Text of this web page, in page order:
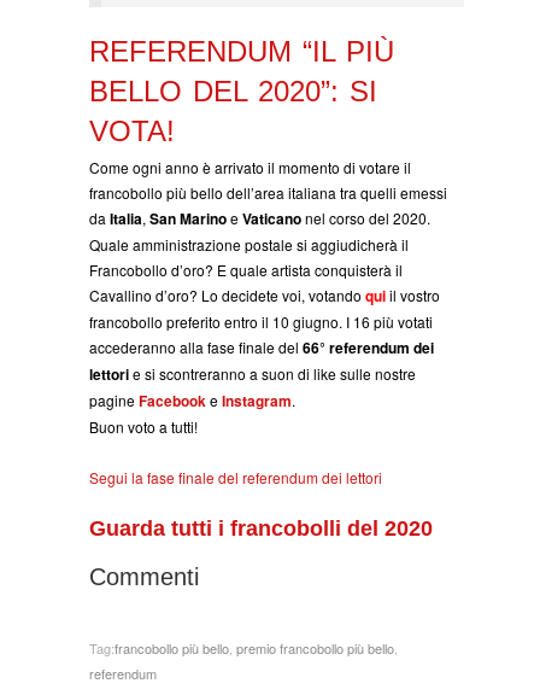
REFERENDUM “IL PIÙ
BELLO DEL 2020”: SI
VOTA!
Come ogni anno è arrivato il momento di votare il
francobollo più bello dell’area italiana tra quelli emessi
da Italia, San MarinoeVaticanonel corso del 2020.
Quale amministrazione postale si aggiudicherà il
Francobollo d’oro? E quale artista conquisterà il
Cavallino d’oro? Lo decidete voi, votando quiil vostro
francobollo preferito entro il 10 giugno. I 16 più votati
accederanno alla fase finale del 66° referendum dei
lettorie si scontreranno a suon di like sulle nostre
pagineFacebookeInstagram.
Buon voto a tutti!
Segui la fase finale del referendum dei lettori
Guarda tutti i francobolli del 2020
Commenti
Tag:francobollo più bello premio francobollo più bello
referendum